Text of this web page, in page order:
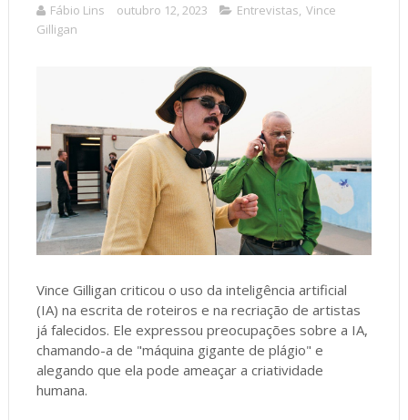
Fábio Lins outubro 12, 2023 Entrevistas, Vince
Gilligan
Vince Gilligan criticou o uso da inteligência artificial
(IA) na escrita de roteiros e na recriação de artistas
já falecidos. Ele expressou preocupações sobre a IA,
chamando-a de "máquina gigante de plágio" e
alegando que ela pode ameaçar a criatividade
humana.